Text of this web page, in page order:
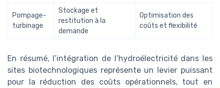
Pompage-
turbinage
Stockage et
restitution à la
demande
Optimisation des
coûts et flexibilité
En résumé, l’intégration de l’hydroélectricité dans les
sites biotechnologiques représente un levier puissant
pour la réduction des coûts opérationnels, tout en